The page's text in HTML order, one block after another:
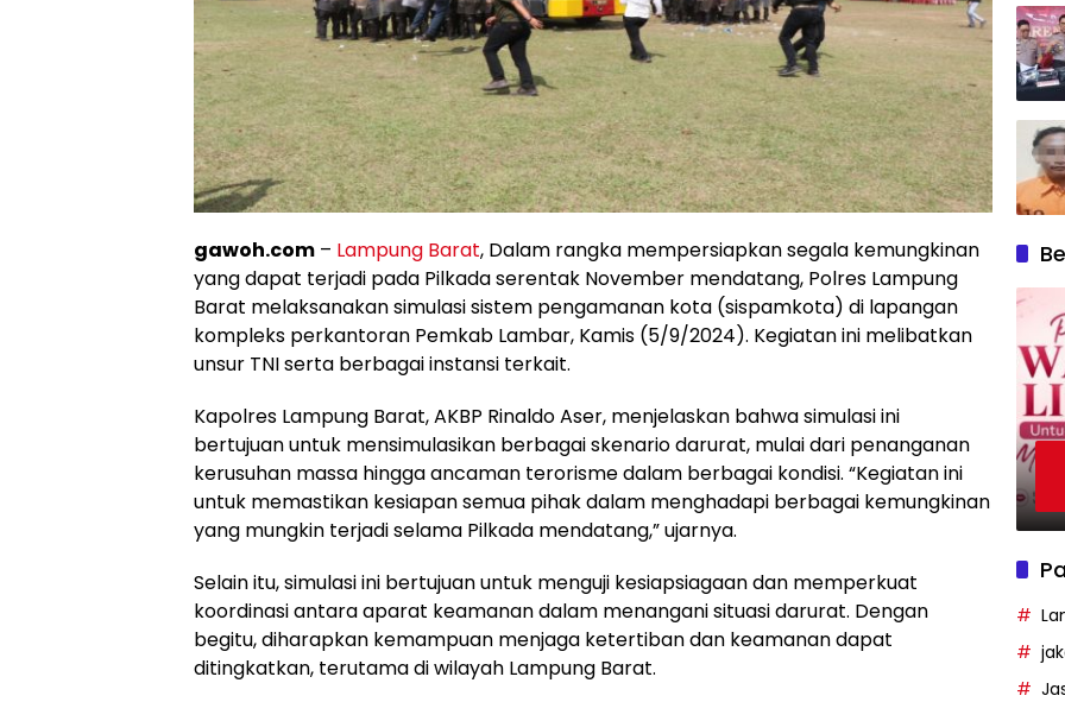
gawoh.com – Lampung Barat, Dalam rangka mempersiapkan segala kemungkinan
yang dapat terjadi pada Pilkada serentak November mendatang, Polres Lampung
Barat melaksanakan simulasi sistem pengamanan kota (sispamkota) di lapangan
kompleks perkantoran Pemkab Lambar, Kamis (5/9/2024). Kegiatan ini melibatkan
unsur TNI serta berbagai instansi terkait.
Kapolres Lampung Barat, AKBP Rinaldo Aser, menjelaskan bahwa simulasi ini
bertujuan untuk mensimulasikan berbagai skenario darurat, mulai dari penanganan
kerusuhan massa hingga ancaman terorisme dalam berbagai kondisi. “Kegiatan ini
untuk memastikan kesiapan semua pihak dalam menghadapi berbagai kemungkinan
yang mungkin terjadi selama Pilkada mendatang,” ujarnya.
Selain itu, simulasi ini bertujuan untuk menguji kesiapsiagaan dan memperkuat
koordinasi antara aparat keamanan dalam menangani situasi darurat. Dengan
begitu, diharapkan kemampuan menjaga ketertiban dan keamanan dapat
ditingkatkan, terutama di wilayah Lampung Barat.